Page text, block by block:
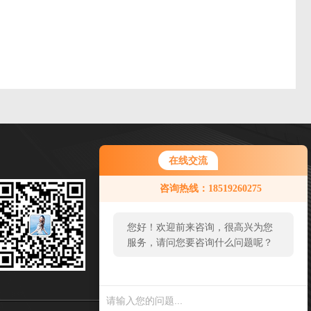
在线交流
咨询热线：18519260275
您好！欢迎前来咨询，很高兴为您
服务，请问您要咨询什么问题呢？
微信扫一扫
传真：